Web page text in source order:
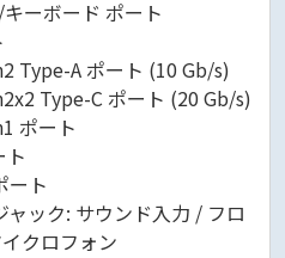
ーボード ポート
Type-A ポート (10 Gb/s)
Type-C ポート (20 Gb/s)
ポート
ト
ート
ャック: サウンド入力 / フロ
クロフォン